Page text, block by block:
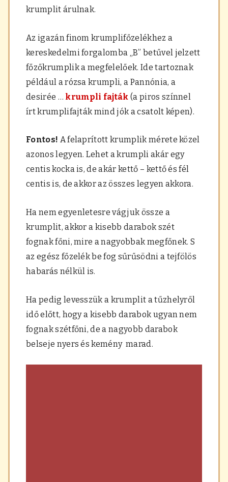
krumplit árulnak.
Az igazán finom krumplifőzelékhez a
kereskedelmi forgalomba „B” betűvel jelzett
főzőkrumplik a megfelelőek. Ide tartoznak
például a rózsa krumpli, a Pannónia, a
desirée … krumpli fajták (a piros színnel
írt krumplifajták mind jók a csatolt képen).
Fontos! A felaprított krumplik mérete közel
azonos legyen. Lehet a krumpli akár egy
centis kocka is, de akár kettő – kettő és fél
centis is, de akkor az összes legyen akkora.
Ha nem egyenletesre vágjuk össze a
krumplit, akkor a kisebb darabok szét
fognak főni, mire a nagyobbak megfőnek. S
az egész főzelék be fog sűrűsödni a tejfölös
habarás nélkül is.
Ha pedig levesszük a krumplit a tűzhelyről
idő előtt, hogy a kisebb darabok ugyan nem
fognak szétfőni, de a nagyobb darabok
belseje nyers és kemény marad.